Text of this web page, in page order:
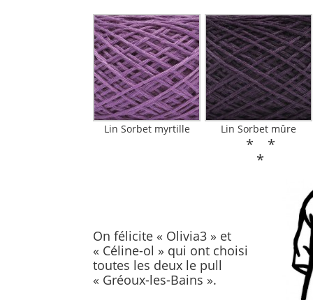
Lin Sorbet myrtille Lin Sorbet mûre
* *
*
On félicite « Olivia3 » et
« Céline-ol » qui ont choisi
toutes les deux le pull
« Gréoux-les-Bains ».